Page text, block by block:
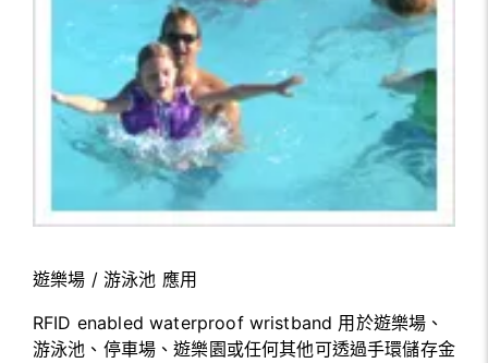
遊樂場 / 游泳池 應用
RFID enabled waterproof wristband 用於遊樂場、
游泳池、停車場、遊樂園或任何其他可透過手環儲存金